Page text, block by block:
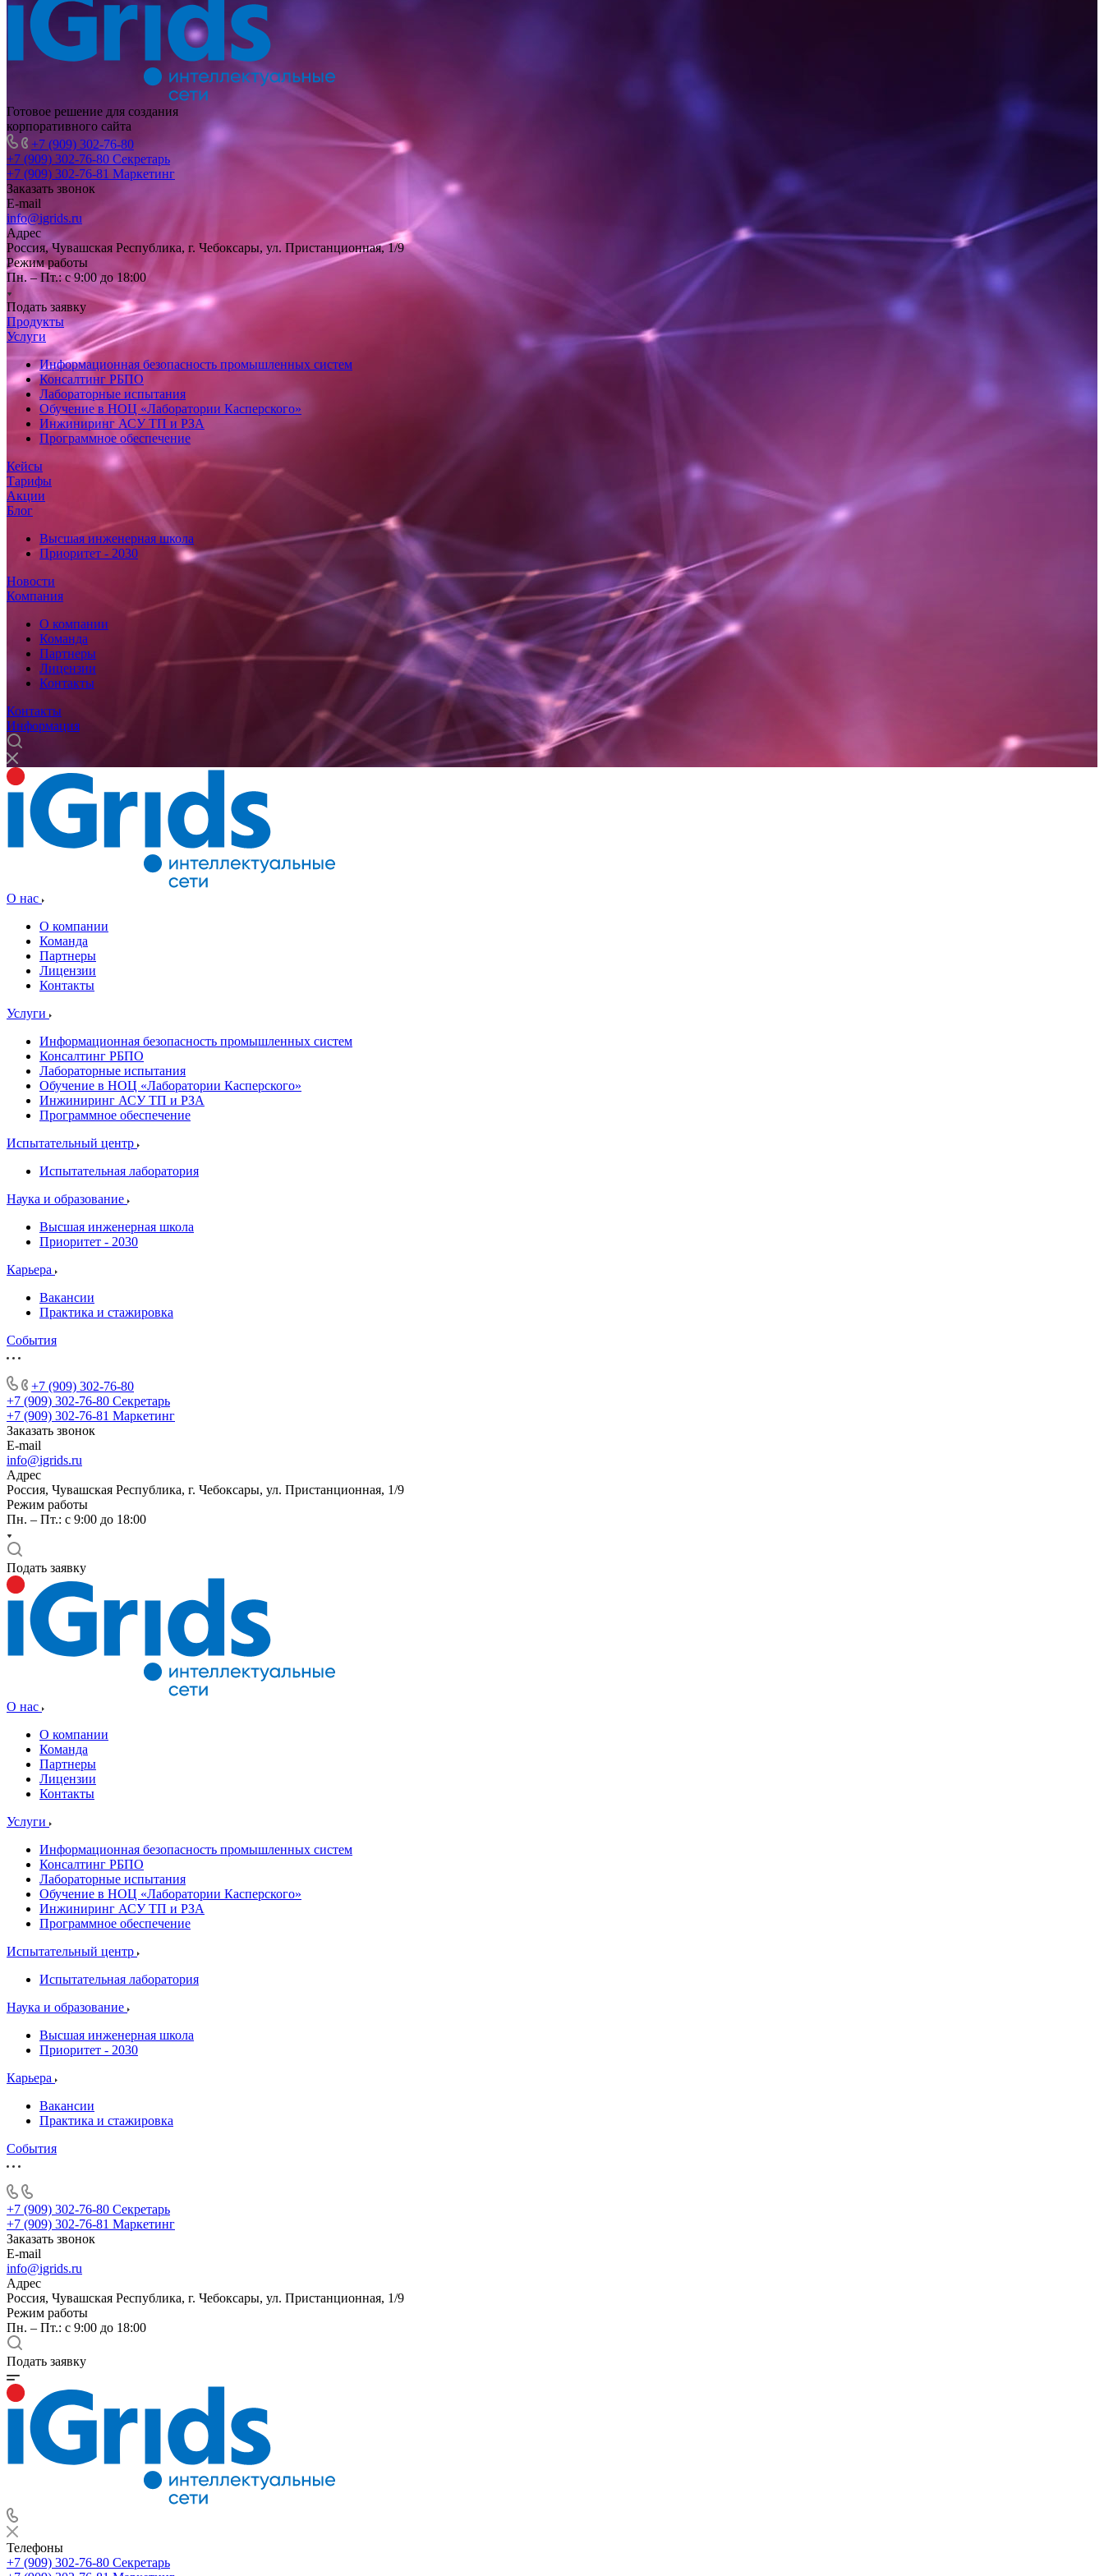
Готовое решение для создания
корпоративного сайта
+7 (909) 302-76-80
+7 (909) 302-76-80 Секретарь
+7 (909) 302-76-81 Маркетинг
Заказать звонок
E-mail
info@igrids.ru
Адрес
Россия, Чувашская Республика, г. Чебоксары, ул. Пристанционная, 1/9
Режим работы
Пн. – Пт.: с 9:00 до 18:00
Подать заявку
Продукты
Услуги
Информационная безопасность промышленных систем
Консалтинг РБПО
Лабораторные испытания
Обучение в НОЦ «Лаборатории Касперского»
Инжиниринг АСУ ТП и РЗА
Программное обеспечение
Кейсы
Тарифы
Акции
Блог
Высшая инженерная школа
Приоритет - 2030
Новости
Компания
О компании
Команда
Партнеры
Лицензии
Контакты
Контакты
Информация
О нас
О компании
Команда
Партнеры
Лицензии
Контакты
Услуги
Информационная безопасность промышленных систем
Консалтинг РБПО
Лабораторные испытания
Обучение в НОЦ «Лаборатории Касперского»
Инжиниринг АСУ ТП и РЗА
Программное обеспечение
Испытательный центр
Испытательная лаборатория
Наука и образование
Высшая инженерная школа
Приоритет - 2030
Карьера
Вакансии
Практика и стажировка
События
+7 (909) 302-76-80
+7 (909) 302-76-80 Секретарь
+7 (909) 302-76-81 Маркетинг
Заказать звонок
E-mail
info@igrids.ru
Адрес
Россия, Чувашская Республика, г. Чебоксары, ул. Пристанционная, 1/9
Режим работы
Пн. – Пт.: с 9:00 до 18:00
Подать заявку
О нас
О компании
Команда
Партнеры
Лицензии
Контакты
Услуги
Информационная безопасность промышленных систем
Консалтинг РБПО
Лабораторные испытания
Обучение в НОЦ «Лаборатории Касперского»
Инжиниринг АСУ ТП и РЗА
Программное обеспечение
Испытательный центр
Испытательная лаборатория
Наука и образование
Высшая инженерная школа
Приоритет - 2030
Карьера
Вакансии
Практика и стажировка
События
+7 (909) 302-76-80 Секретарь
+7 (909) 302-76-81 Маркетинг
Заказать звонок
E-mail
info@igrids.ru
Адрес
Россия, Чувашская Республика, г. Чебоксары, ул. Пристанционная, 1/9
Режим работы
Пн. – Пт.: с 9:00 до 18:00
Подать заявку
Телефоны
+7 (909) 302-76-80 Секретарь